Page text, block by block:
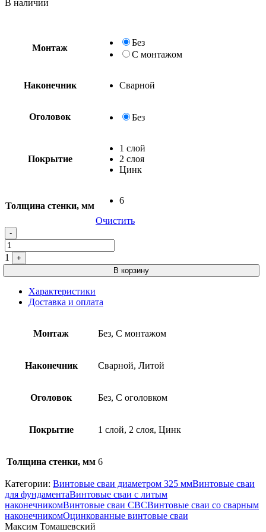
В наличии
Монтаж
Без
С монтажом
Наконечник Сварной
Оголовок Без
Покрытие
1 слой
2 слоя
Цинк
Толщина стенки, мм
6
Очистить
Quantity
-
1
+
В корзину
Характеристики
Доставка и оплата
Монтаж Без, С монтажом
Наконечник Сварной, Литой
Оголовок Без, С оголовком
Покрытие 1 слой, 2 слоя, Цинк
Толщина стенки, мм 6
Категории: Винтовые сваи диаметром 325 ммВинтовые сваи
для фундаментаВинтовые сваи с литым
наконечникомВинтовые сваи СВСВинтовые сваи со сварным
наконечникомОцинкованные винтовые сваи
Максим Томашевский